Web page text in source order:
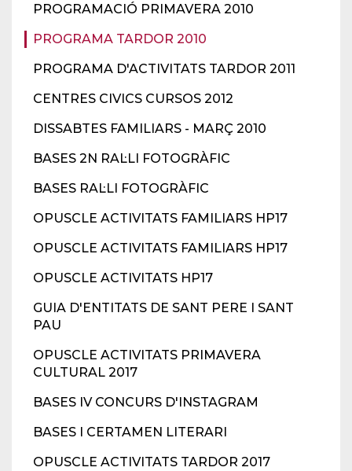
PROGRAMACIÓ PRIMAVERA 2010
PROGRAMA TARDOR 2010
PROGRAMA D'ACTIVITATS TARDOR 2011
CENTRES CIVICS CURSOS 2012
DISSABTES FAMILIARS - MARÇ 2010
BASES 2N RAL·LI FOTOGRÀFIC
BASES RAL·LI FOTOGRÀFIC
OPUSCLE ACTIVITATS FAMILIARS HP17
OPUSCLE ACTIVITATS FAMILIARS HP17
OPUSCLE ACTIVITATS HP17
GUIA D'ENTITATS DE SANT PERE I SANT
PAU
OPUSCLE ACTIVITATS PRIMAVERA
CULTURAL 2017
BASES IV CONCURS D'INSTAGRAM
BASES I CERTAMEN LITERARI
OPUSCLE ACTIVITATS TARDOR 2017